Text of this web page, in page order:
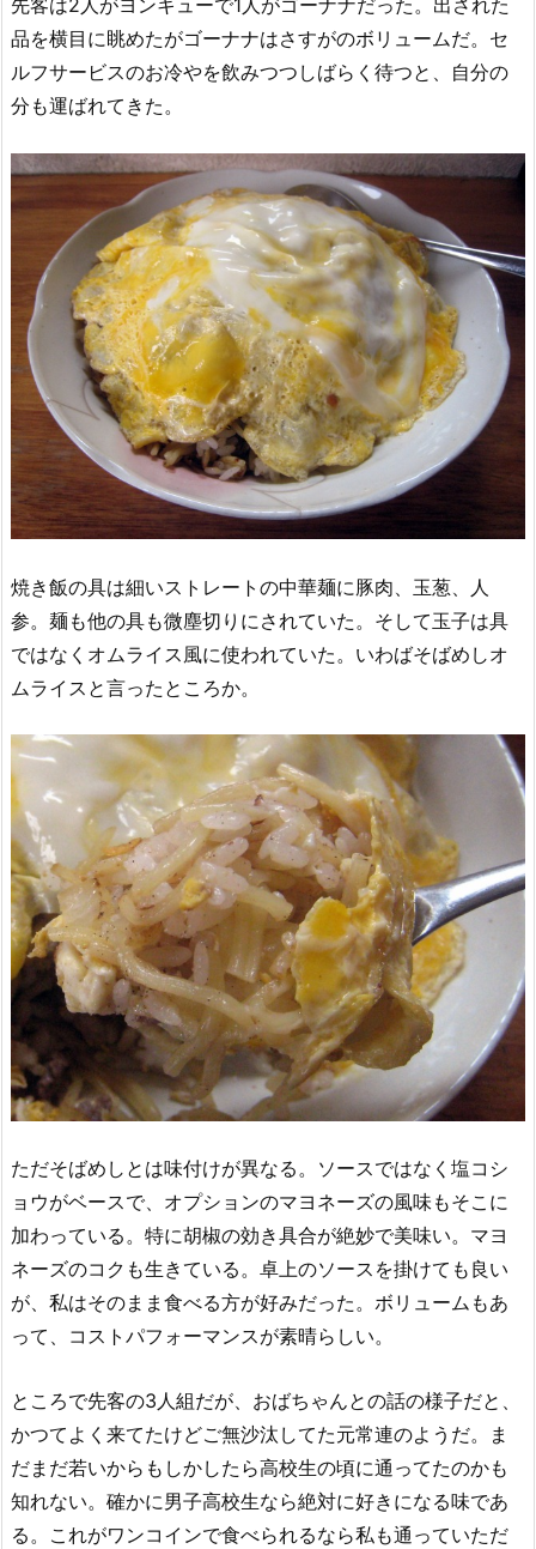
先客は2人がヨンキューで1人がゴーナナだった。出された
品を横目に眺めたがゴーナナはさすがのボリュームだ。 セ
ルフサービスのお冷やを飲みつつしばらく待つと、自分の
分も運ばれてきた。
焼き飯の具は細いストレートの中華麺に豚肉、玉葱、人
参。麺も他の具も微塵切りにされていた。そして玉子は具
ではなくオムライス風に使われていた。いわばそばめしオ
ムライスと言ったところか。
ただそばめしとは味付けが異なる。ソースではなく塩コシ
ョウがベースで、オプションのマヨネーズの風味もそこに
加わっている。特に胡椒の効き具合が絶妙で美味い。マヨ
ネーズのコクも生きている。卓上のソースを掛けても良い
が、私はそのまま食べる方が好みだった。ボリュームもあ
って、コストパフォーマンスが素晴らしい。
ところで先客の3人組だが、おばちゃんとの話の様子だと、
かつてよく来てたけどご無沙汰してた元常連のようだ。ま
だまだ若いからもしかしたら高校生の頃に通ってたのかも
知れない。確かに男子高校生なら絶対に好きになる味であ
る。これがワンコインで食べられるなら私も通っていただ